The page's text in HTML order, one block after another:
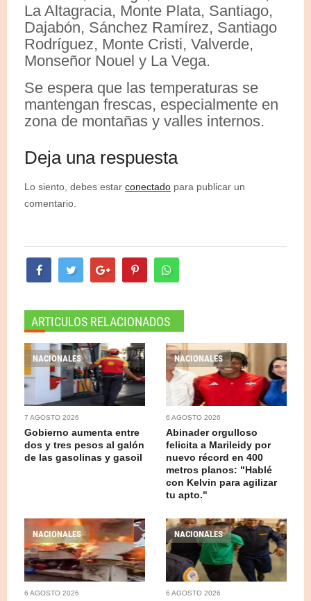
La Altagracia, Monte Plata, Santiago,
Dajabón, Sánchez Ramírez, Santiago
Rodríguez, Monte Cristi, Valverde,
Monseñor Nouel y La Vega.
Se espera que las temperaturas se
mantengan frescas, especialmente en
zona de montañas y valles internos.
Deja una respuesta
Lo siento, debes estar conectado para publicar un
comentario.
ARTICULOS RELACIONADOS
NACIONALES
7 AGOSTO 2026
Gobierno aumenta entre
dos y tres pesos al galón
de las gasolinas y gasoil
NACIONALES
6 AGOSTO 2026
Abinader orgulloso
felicita a Marileidy por
nuevo récord en 400
metros planos: "Hablé
con Kelvin para agilizar
tu apto."
NACIONALES
6 AGOSTO 2026
NACIONALES
6 AGOSTO 2026